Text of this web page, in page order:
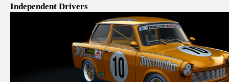
Independent Drivers